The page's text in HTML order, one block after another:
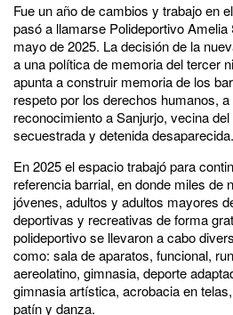
Fue un año de cambios y trabajo en
pasó a llamarse Polideportivo
mayo de 2025. La decisión de la
a una política de memoria del tercer
apunta a construir memoria de los
respeto por los derechos humanos,
reconocimiento a Sanjurjo, vecina
secuestrada y detenida desaparecida.
En 2025 el espacio trabajó para
referencia barrial, en donde miles de
jóvenes, adultos y adultos mayores
deportivas y recreativas de forma
polideportivo se llevaron a cabo
como: sala de aparatos, funcional,
aereolatino, gimnasia, deporte
gimnasia artística, acrobacia en
patín y danza.